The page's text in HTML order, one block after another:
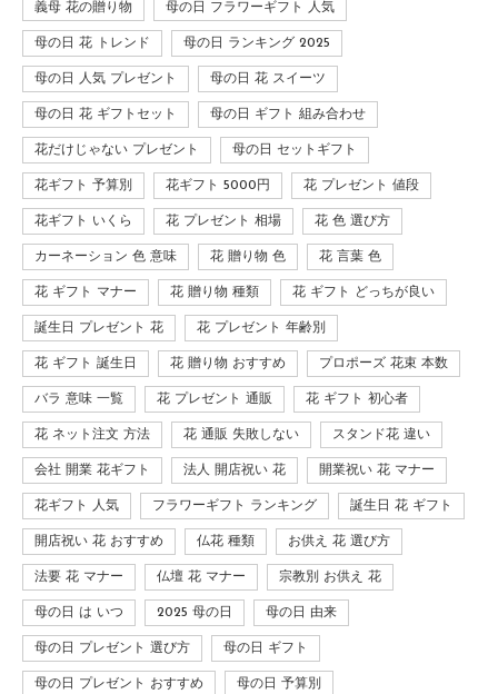
義母 花の贈り物 母の日 フラワーギフト 人気
母の日 花 トレンド 母の日 ランキング 2025
母の日 人気 プレゼント 母の日 花 スイーツ
母の日 花 ギフトセット 母の日 ギフト 組み合わせ
花だけじゃない プレゼント 母の日 セットギフト
花ギフト 予算別 花ギフト 5000円 花 プレゼント 値段
花ギフト いくら 花 プレゼント 相場 花 色 選び方
カーネーション 色 意味 花 贈り物 色 花 言葉 色
花 ギフト マナー 花 贈り物 種類 花 ギフト どっちが良い
誕生日 プレゼント 花 花 プレゼント 年齢別
花 ギフト 誕生日 花 贈り物 おすすめ プロポーズ 花束 本数
バラ 意味 一覧 花 プレゼント 通販 花 ギフト 初心者
花 ネット注文 方法 花 通販 失敗しない スタンド花 違い
会社 開業 花ギフト 法人 開店祝い 花 開業祝い 花 マナー
花ギフト 人気 フラワーギフト ランキング 誕生日 花 ギフト
開店祝い 花 おすすめ 仏花 種類 お供え 花 選び方
法要 花 マナー 仏壇 花 マナー 宗教別 お供え 花
母の日 は いつ 2025 母の日 母の日 由来
母の日 プレゼント 選び方 母の日 ギフト
母の日 プレゼント おすすめ 母の日 予算別